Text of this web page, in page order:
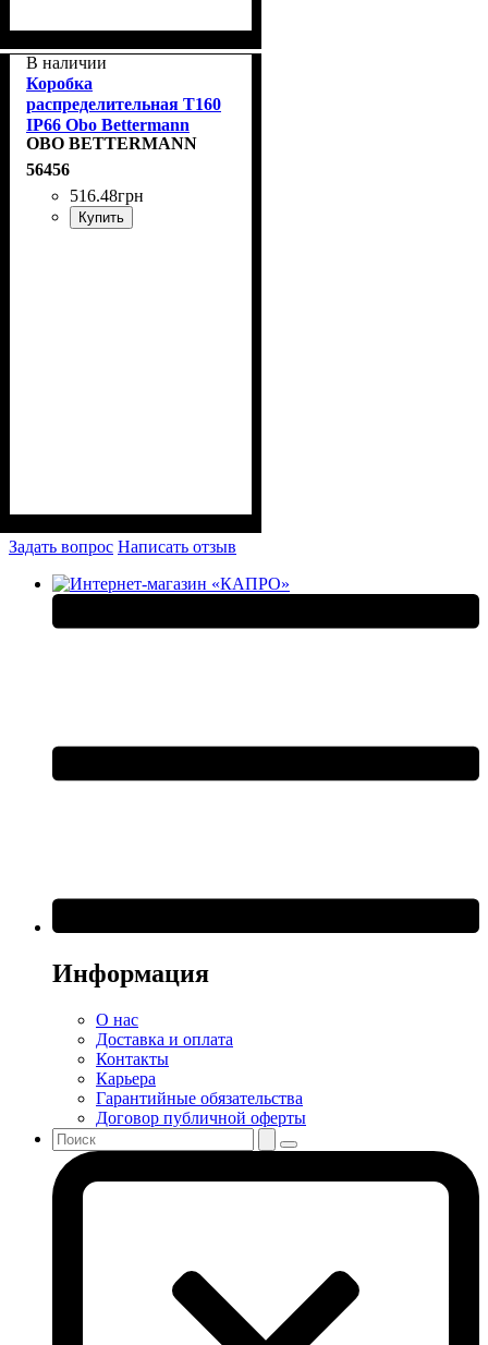
В наличии
Коробка
распределительная T160
IP66 Obo Bettermann
2007093
OBO BETTERMANN
56456
516.48грн
Купить
Задать вопрос Написать отзыв
Информация
О нас
Доставка и оплата
Контакты
Карьера
Гарантийные обязательства
Договор публичной оферты